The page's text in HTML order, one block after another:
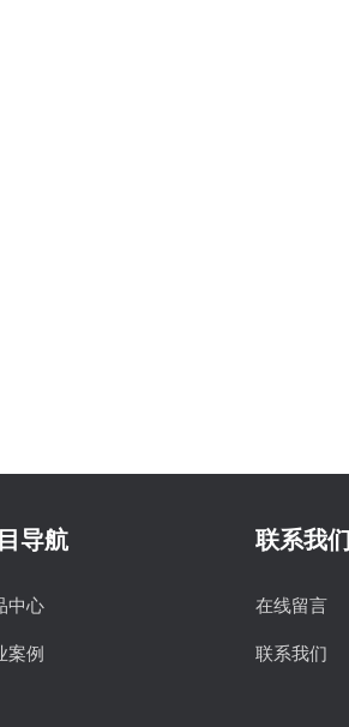
导航
中心
案例
联系我们
在线留言
联系我们